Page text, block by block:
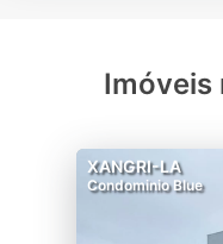
Imóveis
XANGRI-LA
Condominio Blue